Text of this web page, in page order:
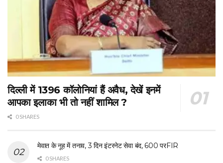
दिल्ली में 1396 कॉलोनियां हैं अवैध, देखें इनमें
आपका इलाका भी तो नहीं शामिल ?
0 SHARES
मेवात के नूह में तनाव, 3 दिन इंटरनेट सेवा बंद, 600 परFIR
0 SHARES